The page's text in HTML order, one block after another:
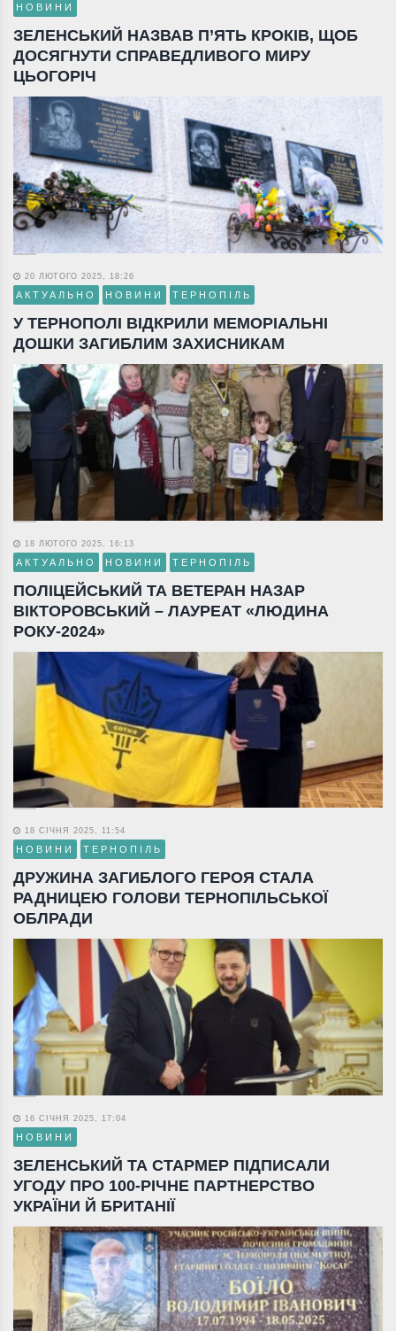
НОВИНИ
ЗЕЛЕНСЬКИЙ НАЗВАВ П’ЯТЬ КРОКІВ, ЩОБ
ДОСЯГНУТИ СПРАВЕДЛИВОГО МИРУ
ЦЬОГОРІЧ
20 ЛЮТОГО 2025, 18:26
АКТУАЛЬНО НОВИНИ ТЕРНОПІЛЬ
У ТЕРНОПОЛІ ВІДКРИЛИ МЕМОРІАЛЬНІ
ДОШКИ ЗАГИБЛИМ ЗАХИСНИКАМ
18 ЛЮТОГО 2025, 16:13
АКТУАЛЬНО НОВИНИ ТЕРНОПІЛЬ
ПОЛІЦЕЙСЬКИЙ ТА ВЕТЕРАН НАЗАР
ВІКТОРОВСЬКИЙ – ЛАУРЕАТ «ЛЮДИНА
РОКУ-2024»
18 СІЧНЯ 2025, 11:54
НОВИНИ ТЕРНОПІЛЬ
ДРУЖИНА ЗАГИБЛОГО ГЕРОЯ СТАЛА
РАДНИЦЕЮ ГОЛОВИ ТЕРНОПІЛЬСЬКОЇ
ОБЛРАДИ
16 СІЧНЯ 2025, 17:04
НОВИНИ
ЗЕЛЕНСЬКИЙ ТА СТАРМЕР ПІДПИСАЛИ
УГОДУ ПРО 100-РІЧНЕ ПАРТНЕРСТВО
УКРАЇНИ Й БРИТАНІЇ